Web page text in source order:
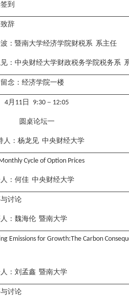
到
辞
：暨南大学经济学院财税系 系主任
：中央财经大学财政税务学院税务系
念：经济学院一楼
4月 11 日 9:30 － 12:05
圆桌论坛一
人： 杨龙见 中央财经大学
Cycle of Option Prices
：何佳 中央财经大学
讨论
：魏海伦 暨南大学
Emissions for Growth:The Carbon
：刘孟鑫 暨南大学
讨论